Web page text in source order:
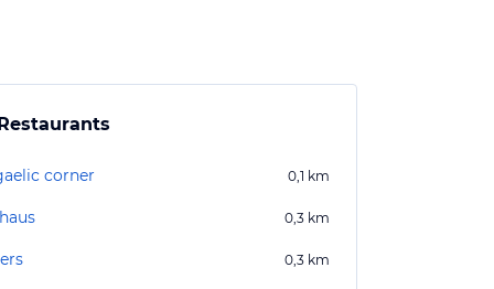
corner 0,1 km
0,3 km
0,3 km